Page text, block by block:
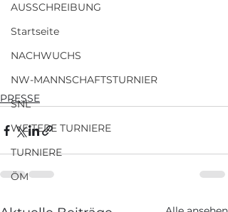
AUSSCHREIBUNG
Startseite
NACHWUCHS
NW-MANNSCHAFTSTURNIER
SNL
WEITERE TURNIERE
TURNIERE
ÖM
PRESSE